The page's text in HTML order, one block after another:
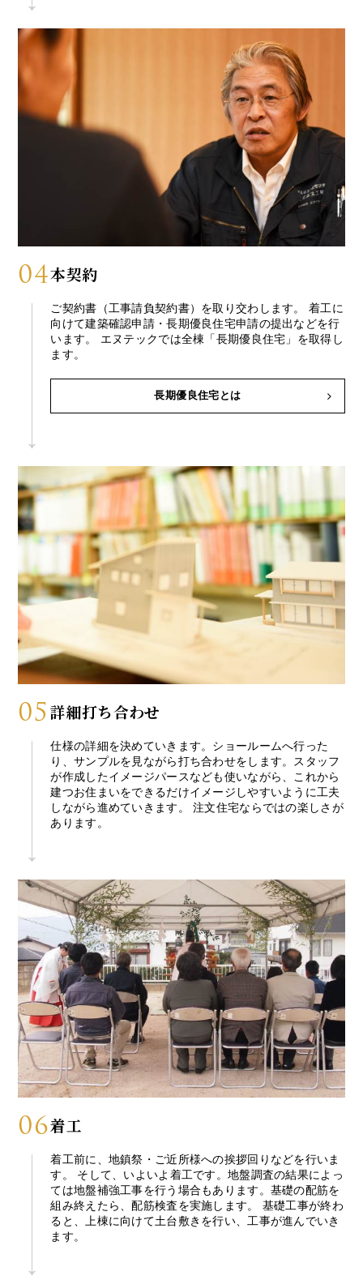
04本契約
ご契約書（工事請負契約書）を取り交わします。 着工に
向けて建築確認申請・長期優良住宅申請の提出などを行
います。 エヌテックでは全棟「長期優良住宅」を取得し
ます。
長期優良住宅とは
05 詳細打ち合わせ
仕様の詳細を決めていきます。ショールームへ行った
り、サンプルを見ながら打ち合わせをします。スタッフ
が作成したイメージパースなども使いながら、これから
建つお住まいをできるだけイメージしやすいように工夫
しながら進めていきます。 注文住宅ならではの楽しさが
あります。
06着工
着工前に、地鎮祭・ご近所様への挨拶回りなどを行いま
す。 そして、いよいよ着工です。地盤調査の結果によっ
ては地盤補強工事を行う場合もあります。基礎の配筋を
組み終えたら、配筋検査を実施します。 基礎工事が終わ
ると、上棟に向けて土台敷きを行い、工事が進んでいき
ます。